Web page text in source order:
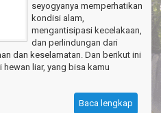
seyogyanya memperhatikan
kondisi alam,
mengantisipasi kecelakaan,
dan perlindungan dari
dan keselamatan. Dan berikut ini
liar, yang bisa kamu
Baca lengkap